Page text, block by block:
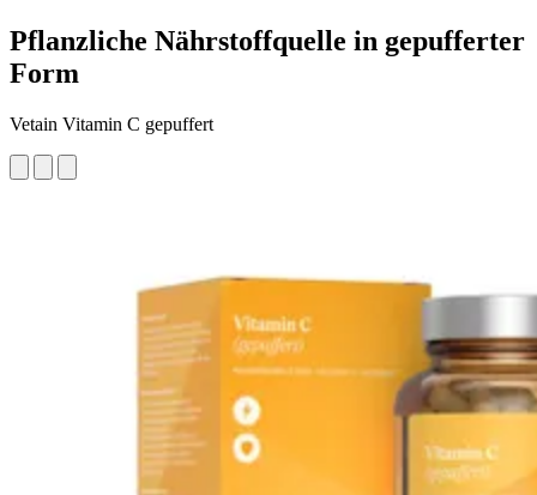
Pflanzliche Nährstoffquelle in gepufferter
Form
Vetain Vitamin C gepuffert